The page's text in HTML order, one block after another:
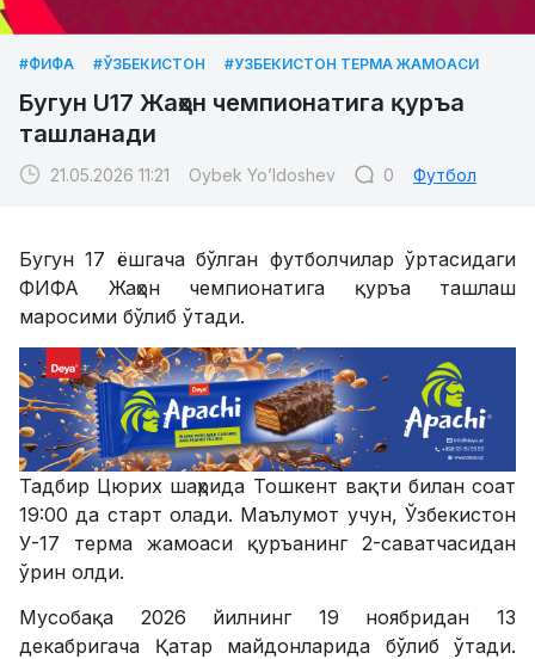
#ФИФА #ЎЗБЕКИСТОН #УЗБЕКИСТОН ТЕРМА ЖАМОАСИ
Бугун U17 Жаҳон чемпионатига қуръа
ташланади
21.05.2026 11:21 Oybek Yo’ldoshev 0 Футбол
Бугун 17 ёшгача бўлган футболчилар ўртасидаги
ФИФА Жаҳон чемпионатига қуръа ташлаш
маросими бўлиб ўтади.
Тадбир Цюрих шаҳрида Тошкент вақти билан соат
19:00 да старт олади. Маълумот учун, Ўзбекистон
У-17 терма жамоаси қуръанинг 2-саватчасидан
ўрин олди.
Мусобақа 2026 йилнинг 19 ноябридан 13
декабригача Қатар майдонларида бўлиб ўтади.